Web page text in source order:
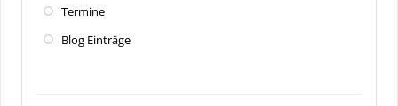
Termine
Blog Einträge